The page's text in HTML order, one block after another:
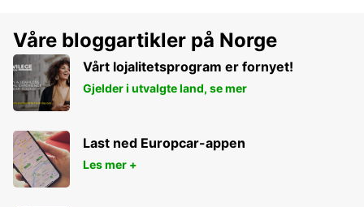
Våre bloggartikler på Norge
Vårt lojalitetsprogram er fornyet!
Gjelder i utvalgte land, se mer
Last ned Europcar-appen
Les mer +